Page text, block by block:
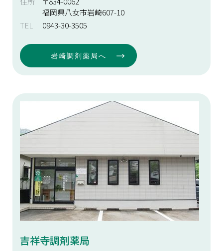
福岡県八女市岩崎607-10
TEL
0943-30-3505
岩崎調剤薬局へ
吉祥寺調剤薬局